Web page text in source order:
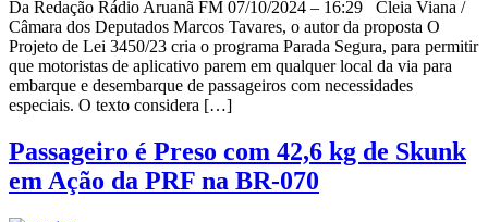
Da Redação Rádio Aruanã FM 07/10/2024 – 16:29 Cleia Viana /
Câmara dos Deputados Marcos Tavares, o autor da proposta O
Projeto de Lei 3450/23 cria o programa Parada Segura, para permitir
que motoristas de aplicativo parem em qualquer local da via para
embarque e desembarque de passageiros com necessidades
especiais. O texto considera […]
Passageiro é Preso com 42,6 kg de Skunk
em Ação da PRF na BR-070